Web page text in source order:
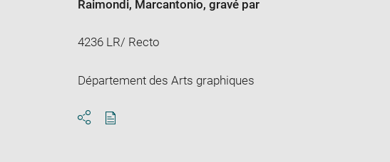
Raimondi, Marcantonio, gravé par
4236 LR/ Recto
Département des Arts graphiques